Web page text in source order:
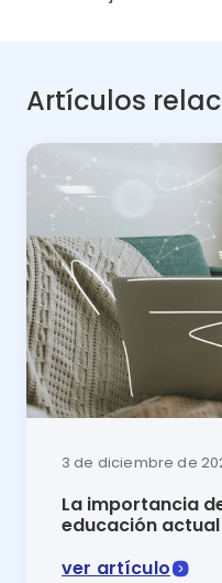
Artículos
3 de diciembre de
La importancia
educación actual
ver artículo